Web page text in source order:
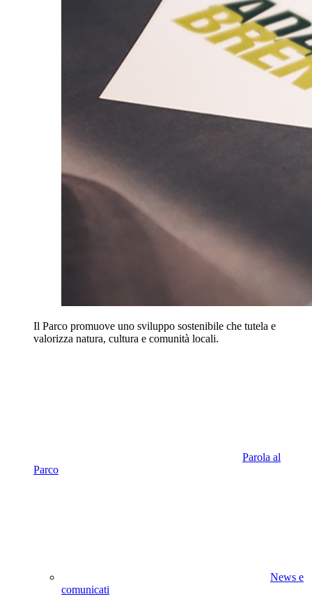
Il Parco promuove uno sviluppo sostenibile che tutela e
valorizza natura, cultura e comunità locali.
Parola al
Parco
News e
comunicati